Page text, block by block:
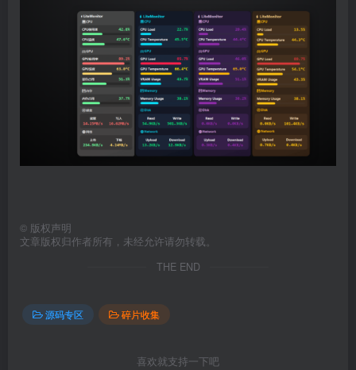
© 版权声明
文章版权归作者所有，未经允许请勿转载。
THE END
源码专区 碎片收集
喜欢就支持一下吧